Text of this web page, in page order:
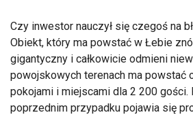
Czy inwestor nauczył się czegoś na
Obiekt, który ma powstać w Łebie
gigantyczny i całkowicie odmieni
powojskowych terenach ma powstać
pokojami i miejscami dla 2 200 gości.
poprzednim przypadku pojawia się